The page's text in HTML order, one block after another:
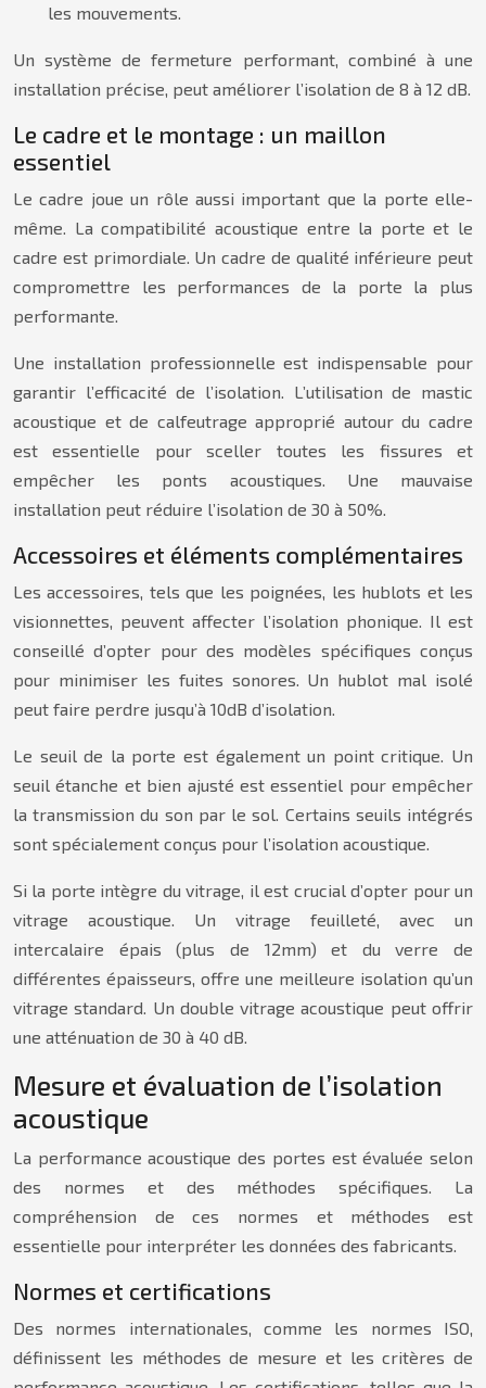
les mouvements.
Un système de fermeture performant, combiné à une
installation précise, peut améliorer l’isolation de 8 à 12 dB.
Le cadre et le montage : un maillon
essentiel
Le cadre joue un rôle aussi important que la porte elle-
même. La compatibilité acoustique entre la porte et le
cadre est primordiale. Un cadre de qualité inférieure peut
compromettre les performances de la porte la plus
performante.
Une installation professionnelle est indispensable pour
garantir l’efficacité de l’isolation. L’utilisation de mastic
acoustique et de calfeutrage approprié autour du cadre
est essentielle pour sceller toutes les fissures et
empêcher les ponts acoustiques. Une mauvaise
installation peut réduire l’isolation de 30 à 50%.
Accessoires et éléments complémentaires
Les accessoires, tels que les poignées, les hublots et les
visionnettes, peuvent affecter l’isolation phonique. Il est
conseillé d’opter pour des modèles spécifiques conçus
pour minimiser les fuites sonores. Un hublot mal isolé
peut faire perdre jusqu’à 10dB d’isolation.
Le seuil de la porte est également un point critique. Un
seuil étanche et bien ajusté est essentiel pour empêcher
la transmission du son par le sol. Certains seuils intégrés
sont spécialement conçus pour l’isolation acoustique.
Si la porte intègre du vitrage, il est crucial d’opter pour un
vitrage acoustique. Un vitrage feuilleté, avec un
intercalaire épais (plus de 12mm) et du verre de
différentes épaisseurs, offre une meilleure isolation qu’un
vitrage standard. Un double vitrage acoustique peut offrir
une atténuation de 30 à 40 dB.
Mesure et évaluation de l’isolation
acoustique
La performance acoustique des portes est évaluée selon
des normes et des méthodes spécifiques. La
compréhension de ces normes et méthodes est
essentielle pour interpréter les données des fabricants.
Normes et certifications
Des normes internationales, comme les normes ISO,
définissent les méthodes de mesure et les critères de